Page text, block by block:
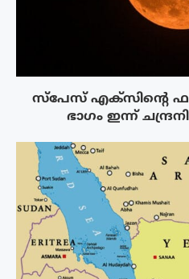
സ്‌പേസ് എക്‌സിൻ്റെ
ഭാഗം ഇന്ന്